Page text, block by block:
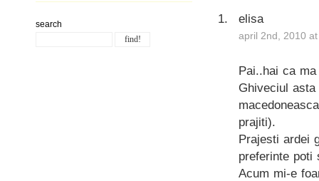
search elisa
april 2nd, 2010
Pai..hai ca
Ghiveciul
prajiti).
Prajesti ardei
preferinte poti
Acum mi-e